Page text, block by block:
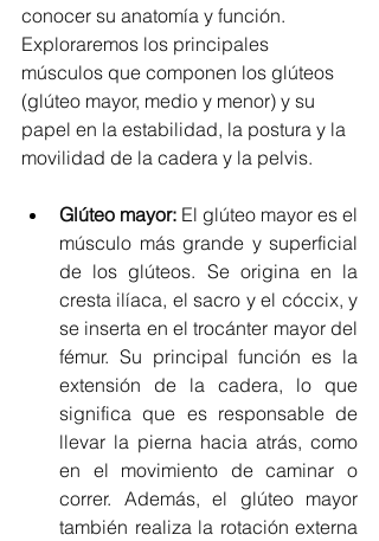
conocer su anatomía y función.
Exploraremos los principales
músculos que componen los glúteos
(glúteo mayor, medio y menor) y su
papel en la estabilidad, la postura y la
movilidad de la cadera y la pelvis.
Glúteo mayor: El glúteo mayor es el
músculo más grande y superficial
de los glúteos. Se origina en la
cresta ilíaca, el sacro y el cóccix, y
se inserta en el trocánter mayor del
fémur. Su principal función es la
extensión de la cadera, lo que
significa que es responsable de
llevar la pierna hacia atrás, como
en el movimiento de caminar o
correr. Además, el glúteo mayor
también realiza la rotación externa